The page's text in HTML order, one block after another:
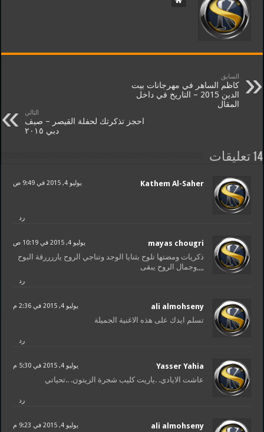
السابق
كاظم الساهر‬ في مهرجانات بيت
الدين 2015 – التاريخ في داخل
المقال
التالي
احجز تذكرتك لحفلة القيصر – صيف
دبي ٢٠١٥
14 تعليقات
Kathem Al-Saher يوليو 4, 2015 في 9:49 ص
رد
mayas chougri يوليو 4, 2015 في 10:19 ص
ذكريات ومضتها تلوح بثنايا الوجد وتناجي الروح ياررررقة البوح
,,,,وجمال الروح يبقى
رد
ali almohseny يوليو 4, 2015 في 2:36 م
تسلم ايدك على هذه الاغنية الجميلة
رد
Yasser Yahia يوليو 4, 2015 في 5:30 م
عاشت الايادي. .ياريت كليب شجرة الزيتون. ..تحياتي
رد
ali almohseny يوليو 4, 2015 في 9:23 م